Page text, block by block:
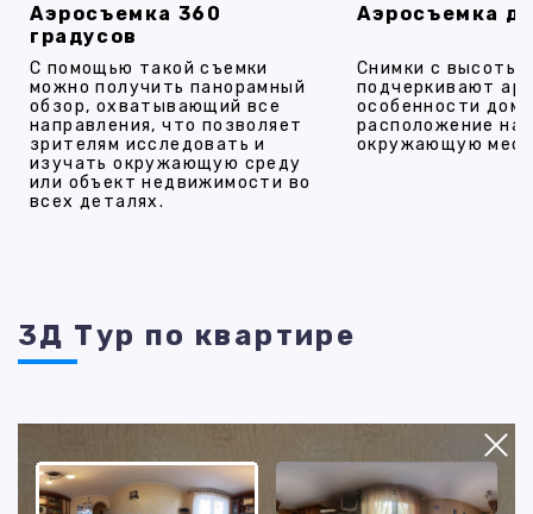
Аэросъемка 360
градусов
С помощью такой съемки
можно получить панорамный
обзор, охватывающий все
направления, что позволяет
зрителям исследовать и
изучать окружающую среду
или объект недвижимости во
всех деталях.
Аэросъемка
Снимки с высоты
подчеркивают
особенности
расположение на
окружающую
3Д Тур по квартире